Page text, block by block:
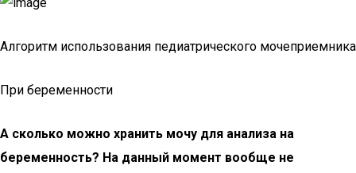
Алгоритм использования педиатрического мочеприемника
При беременности
А сколько можно хранить мочу для анализа на
беременность? На данный момент вообще не